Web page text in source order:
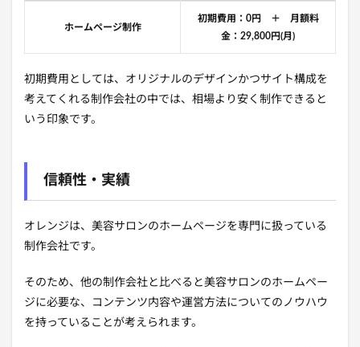
ホームページ制作
初期費用：0円 ＋ 月額料
金：29,800円(月)
初期費用としては、オリジナルのデザインかつサイト構成を
考えてくれる制作会社の中では、相場より安く制作できると
いう印象です。
信頼性・実績
オレンジは、美容サロンのホームページを専門に扱っている
制作会社です。
そのため、他の制作会社と比べると美容サロンのホームペー
ジに必要な、コンテンツ内容や運営方法についてのノウハウ
を持っていることが考えられます。